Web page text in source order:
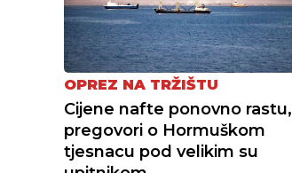
OPREZ NA TRŽIŠTU
Cijene nafte ponovno rastu,
pregovori o Hormuškom
tjesnacu pod velikim su